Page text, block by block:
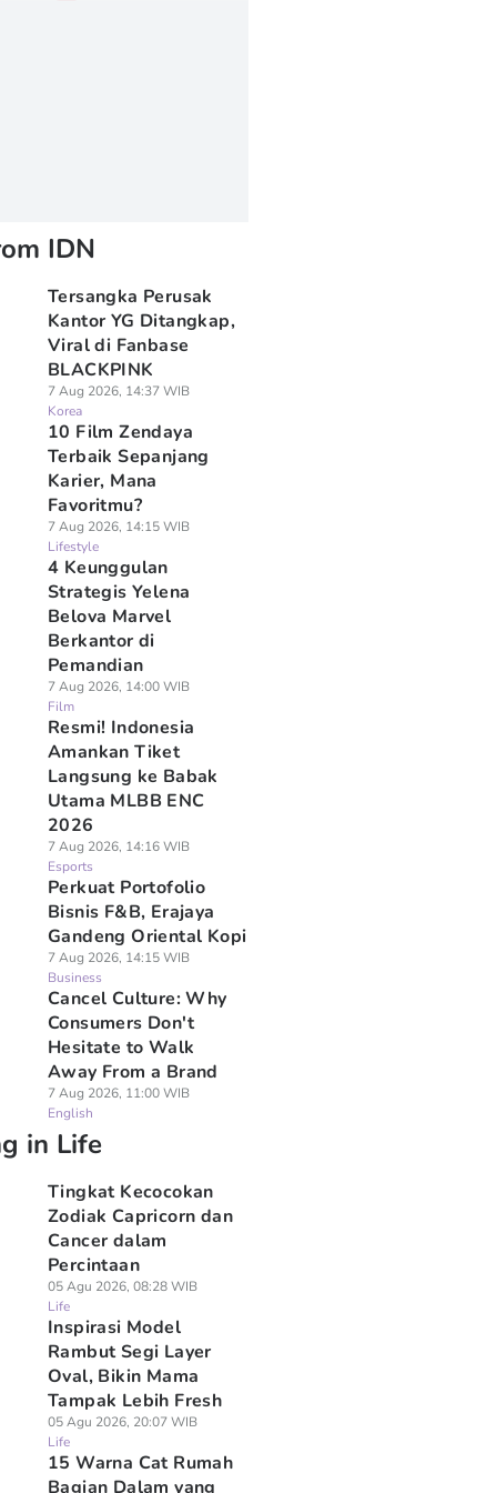
IDN
Tersangka Perusak
Kantor YG Ditangkap,
Viral di Fanbase
BLACKPINK
7 Aug 2026, 14:37 WIB
Korea
10 Film Zendaya
Terbaik Sepanjang
Karier, Mana
Favoritmu?
7 Aug 2026, 14:15 WIB
Lifestyle
4 Keunggulan
Strategis Yelena
Belova Marvel
Berkantor di
Pemandian
7 Aug 2026, 14:00 WIB
Film
Resmi! Indonesia
Amankan Tiket
Langsung ke Babak
Utama MLBB ENC
2026
7 Aug 2026, 14:16 WIB
Esports
Perkuat Portofolio
Bisnis F&B, Erajaya
Gandeng Oriental Kopi
7 Aug 2026, 14:15 WIB
Business
Cancel Culture: Why
Consumers Don't
Hesitate to Walk
Away From a Brand
7 Aug 2026, 11:00 WIB
English
in Life
Tingkat Kecocokan
Zodiak Capricorn dan
Cancer dalam
Percintaan
05 Agu 2026, 08:28 WIB
Life
Inspirasi Model
Rambut Segi Layer
Oval, Bikin Mama
Tampak Lebih Fresh
05 Agu 2026, 20:07 WIB
Life
15 Warna Cat Rumah
Bagian Dalam yang